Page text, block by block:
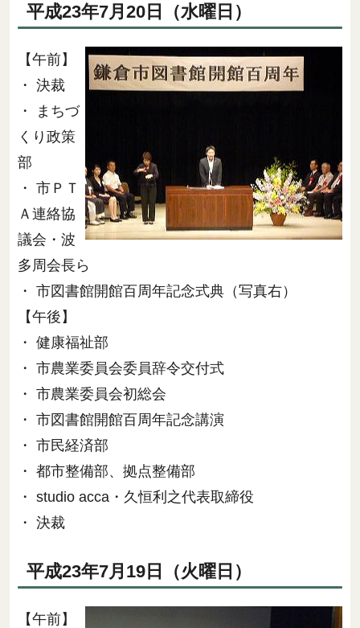
平成23年7月20日（水曜日）
【午前】
・ 決裁
・ まちづ
くり政策
部
・ 市ＰＴ
Ａ連絡協
議会・波
多周会長ら
・ 市図書館開館百周年記念式典（写真右）
【午後】
・ 健康福祉部
・ 市農業委員会委員辞令交付式
・ 市農業委員会初総会
・ 市図書館開館百周年記念講演
・ 市民経済部
・ 都市整備部、拠点整備部
・ studio acca・久恒利之代表取締役
・ 決裁
平成23年7月19日（火曜日）
【午前】